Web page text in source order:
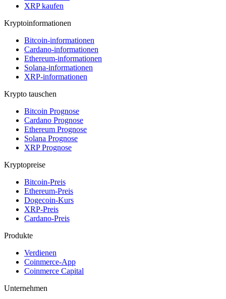
XRP kaufen
Kryptoinformationen
Bitcoin-informationen
Cardano-informationen
Ethereum-informationen
Solana-informationen
XRP-informationen
Krypto tauschen
Bitcoin Prognose
Cardano Prognose
Ethereum Prognose
Solana Prognose
XRP Prognose
Kryptopreise
Bitcoin-Preis
Ethereum-Preis
Dogecoin-Kurs
XRP-Preis
Cardano-Preis
Produkte
Verdienen
Coinmerce-App
Coinmerce Capital
Unternehmen